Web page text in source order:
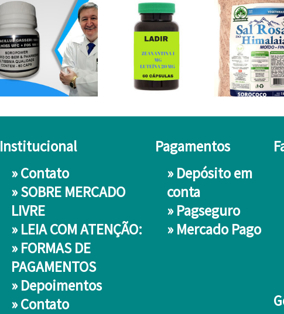
Institucional
»Contato
»SOBRE MERCADO
LIVRE
» LEIA COM ATENÇÃO:
» FORMAS DE
PAGAMENTOS
» Depoimentos
»Contato
Pagamentos
» Depósito em
conta
» Pagseguro
» Mercado Pago